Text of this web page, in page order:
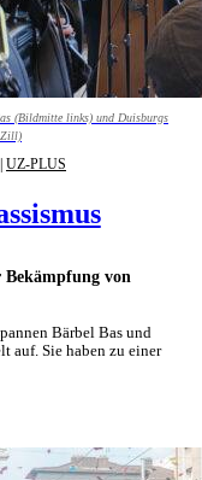
(Bildmitte links) und Duisburgs
Zill)
von
| UZ-PLUS
Bärbel Bas und
auf. Sie haben zu einer